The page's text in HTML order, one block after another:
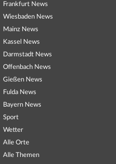
Frankfurt News
Wiesbaden News
Mainz News
Kassel News
Darmstadt News
Offenbach News
Gießen News
Fulda News
Bayern News
Sport
Wetter
Alle Orte
Alle Themen